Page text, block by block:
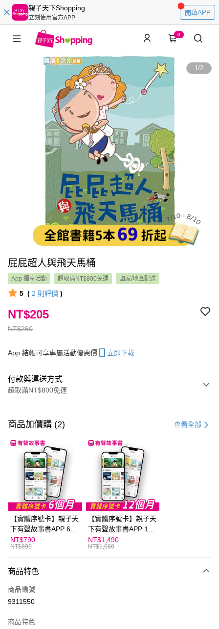
親子天下Shopping
立刻使用官方APP
開啟APP
0
1/2
屁屁超人與飛天馬桶
App 獨享活動 超取滿NT$800免運 國家/地區配送
5 ( 2 則評價 )
NT$260
NT$205
App 結帳可享專屬活動優惠價 立即下載
付款與運送方式
超取滿NT$800免運
信用卡一次付款
LINE Pay
Apple Pay
大哥付你分期
相關說明
【大哥付你分期使用說明】
1.本服務由台灣大哥大提供，台灣大哥大用戶可立即使用無須另外申請。
2.付款方式選擇「大哥付你分期」，訂單成立後會自動跳轉到大哥付的交易
流程，驗證手機門號後，選擇欲分期的期數、繳款截止日，確認付款後即完
成交易。
3.實際核准額度、可分期數及費用金額請依後續交易確認頁面所載為準。
法說明評估內容。
1.分期款項不併入電信帳單，「大哥付你分期」於每月結算日後寄送繳費提
醒簡訊。
AFTEE先享後付
相關說明
【關於「AFTEE先享後付」】
AFTEE先享後付是「在收到商品之後才付款」的支付方式。 讓您購物簡單
便利好安心！
２．便利：只要手機號碼，簡訊認證，即可結帳。
３．安心：先確認商品／服務後，再付款。
【「AFTEE先享後付」結帳流程】
１．於結帳方式選擇「AFTEE先享後付」後，將跳轉至「AFTEE先享後付」
２．訂單成立數日內，您將收到繳費通知簡訊。
ATM付款
每筆NT$70，滿NT$800(含以上)免運費
每筆NT$70，滿NT$800(含以上)免運費
商品加價購 (2) 查看全部
【實體序號卡】親子天
下有聲故事書APP 6個
月
NT$790
NT$890
【實體序號卡】親子天
下有聲故事書APP 12
個月
NT$1,490
NT$1,680
商品特色
商品編號
9311550
商品特色